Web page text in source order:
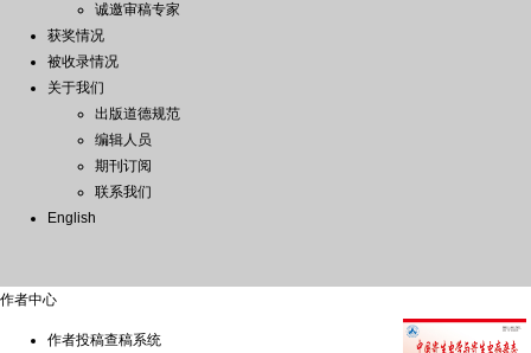
诚邀审稿专家
获奖情况
被收录情况
关于我们
出版道德规范
编辑人员
期刊订阅
联系我们
English
作者中心
作者投稿查稿系统